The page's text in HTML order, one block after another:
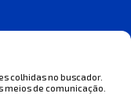
colhidas no buscador.
meios de comunicação.